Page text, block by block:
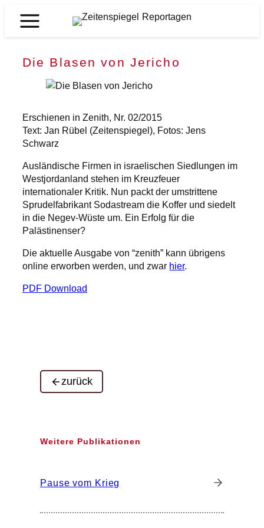
Inhalt
Zeitenspiegel
Die Blasen von Jericho
Erschienen in Zenith, Nr. 02/2015
Text: Jan Rübel (Zeitenspiegel), Fotos: Jens
Schwarz
Ausländische Firmen in israelischen Siedlungen im
Westjordanland stehen im Kreuzfeuer
internationaler Kritik. Nun packt der umstrittene
Sprudelfabrikant Sodastream die Koffer und siedelt
in die Negev-Wüste um. Ein Erfolg für die
Palästinenser?
Die aktuelle Ausgabe von “zenith” kann übrigens
online erworben werden, und zwar hier.
PDF Download
zurück
Weitere Publikationen
Pause vom Krieg